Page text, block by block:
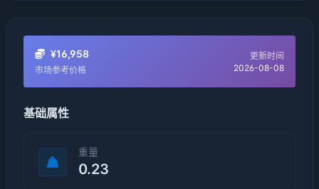
¥16,958
市场参考价格
更新时间
2026-08-08
基础属性
重量
0.23